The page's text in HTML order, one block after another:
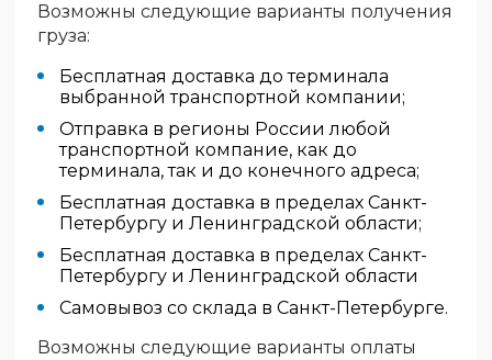
Возможны следующие варианты получения
груза:
Бесплатная доставка до терминала
выбранной транспортной компании;
Отправка в регионы России любой
транспортной компание, как до
терминала, так и до конечного адреса;
Бесплатная доставка в пределах Санкт-
Петербургу и Ленинградской области;
Бесплатная доставка в пределах Санкт-
Петербургу и Ленинградской области
Самовывоз со склада в Санкт-Петербурге.
Возможны следующие варианты оплаты